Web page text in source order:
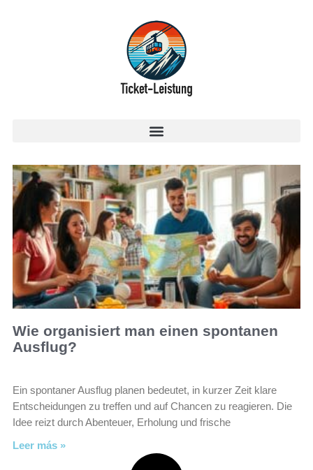
Wie organisiert man einen spontanen
Ausflug?
Ein spontaner Ausflug planen bedeutet, in kurzer Zeit klare
Entscheidungen zu treffen und auf Chancen zu reagieren. Die
Idee reizt durch Abenteuer, Erholung und frische
Leer más »